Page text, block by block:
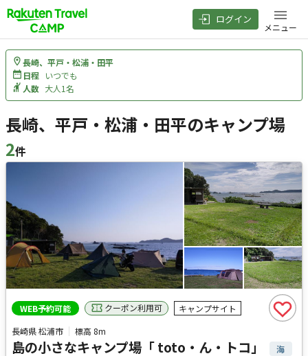
ログイン
メニュー
長崎、平戸・松浦・田平
日程 いつでも
人数 大人1名
長崎、平戸・松浦・田平のキャンプ場
2件
検索結果
WEB予約可能 クーポン利用可
キャンプサイト
長崎県 松浦市
標高 8m
島の小さなキャンプ場「 toto・ん・トコ」 海